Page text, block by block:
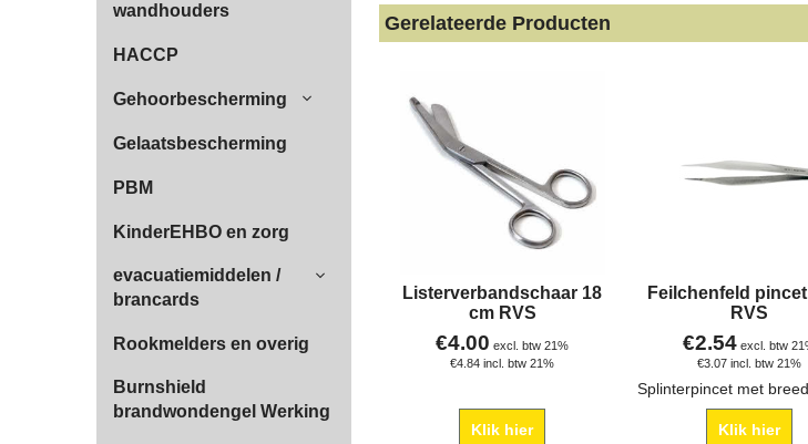
wandhouders
HACCP
Gehoorbescherming
Gelaatsbescherming
PBM
KinderEHBO en zorg
evacuatiemiddelen /
brancards
Rookmelders en overig
Burnshield
brandwondengel Werking
Gerelateerde Producten
Listerverbandschaar 18
cm RVS
€4.00 excl. btw 21%
€4.84 incl. btw 21%
Klik hier
Feilchenfeld
RVS
€2.54 excl. btw
€3.07 incl. btw 21%
Klik hier